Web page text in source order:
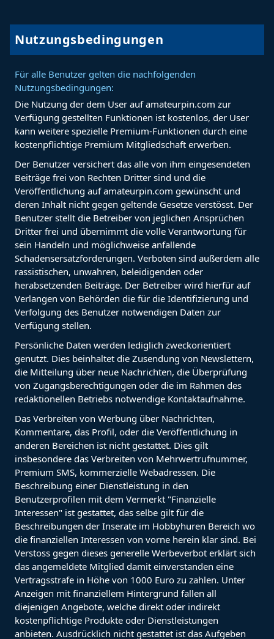
Nutzungsbedingungen
Für alle Benutzer gelten die nachfolgenden
Nutzungsbedingungen:
Die Nutzung der dem User auf amateurpin.com zur
Verfügung gestellten Funktionen ist kostenlos, der User
kann weitere spezielle Premium-Funktionen durch eine
kostenpflichtige Premium Mitgliedschaft erwerben.
Der Benutzer versichert das alle von ihm eingesendeten
Beiträge frei von Rechten Dritter sind und die
Veröffentlichung auf amateurpin.com gewünscht und
deren Inhalt nicht gegen geltende Gesetze verstösst. Der
Benutzer stellt die Betreiber von jeglichen Ansprüchen
Dritter frei und übernimmt die volle Verantwortung für
sein Handeln und möglichweise anfallende
Schadensersatzforderungen. Verboten sind außerdem alle
rassistischen, unwahren, beleidigenden oder
herabsetzenden Beiträge. Der Betreiber wird hierfür auf
Verlangen von Behörden die für die Identifizierung und
Verfolgung des Benutzer notwendigen Daten zur
Verfügung stellen.
Persönliche Daten werden lediglich zweckorientiert
genutzt. Dies beinhaltet die Zusendung von Newslettern,
die Mitteilung über neue Nachrichten, die Überprüfung
von Zugangsberechtigungen oder die im Rahmen des
redaktionellen Betriebs notwendige Kontaktaufnahme.
Das Verbreiten von Werbung über Nachrichten,
Kommentare, das Profil, oder die Veröffentlichung in
anderen Bereichen ist nicht gestattet. Dies gilt
insbesondere das Verbreiten von Mehrwertrufnummer,
Premium SMS, kommerzielle Webadressen. Die
Beschreibung einer Dienstleistung in den
Benutzerprofilen mit dem Vermerkt "Finanzielle
Interessen" ist gestattet, das selbe gilt für die
Beschreibungen der Inserate im Hobbyhuren Bereich wo
die finanziellen Interessen von vorne herein klar sind. Bei
Verstoss gegen dieses generelle Werbeverbot erklärt sich
das angemeldete Mitglied damit einverstanden eine
Vertragsstrafe in Höhe von 1000 Euro zu zahlen. Unter
Anzeigen mit finanziellem Hintergrund fallen all
diejenigen Angebote, welche direkt oder indirekt
kostenpflichtige Produkte oder Dienstleistungen
anbieten. Ausdrücklich nicht gestattet ist das Aufgeben